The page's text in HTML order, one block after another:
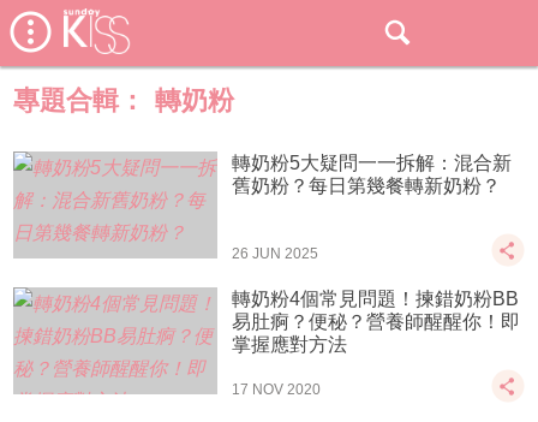
專題合輯： 轉奶粉
轉奶粉5大疑問一一拆解：混合新
舊奶粉？每日第幾餐轉新奶粉？
26 JUN 2025
轉奶粉4個常見問題！揀錯奶粉BB
易肚痾？便秘？營養師醒醒你！即
掌握應對方法
17 NOV 2020